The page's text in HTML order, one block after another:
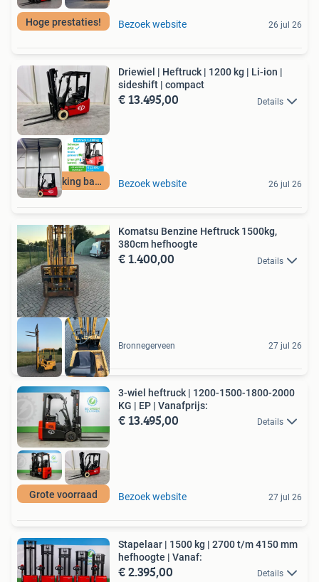
Hoge prestaties! Bezoek website 26 jul 26
Non marking banden
Driewiel | Heftruck | 1200 kg | Li-ion |
sideshift | compact
€ 13.495,00 Details
Bezoek website 26 jul 26
Komatsu Benzine Heftruck 1500kg,
380cm hefhoogte
€ 1.400,00 Details
Bronnegerveen 27 jul 26
Grote voorraad
3-wiel heftruck | 1200-1500-1800-2000
KG | EP | Vanafprijs:
€ 13.495,00 Details
Bezoek website 27 jul 26
Stapelaar | 1500 kg | 2700 t/m 4150 mm
hefhoogte | Vanaf:
€ 2.395,00 Details